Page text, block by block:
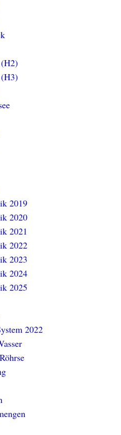
2019
2020
2021
2022
2023
2024
2025
2022